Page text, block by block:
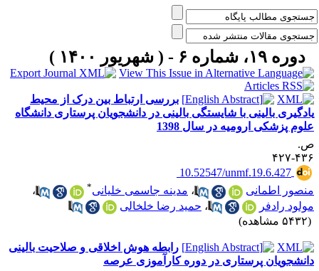
دوره ۱۹، شماره ۶ - ( شهریور ۱۴۰۰ )
بررسی ارتباط بین درک از محیط
بالینی با شایستگی بالینی در دانشجویان پرستاری دانشگاه
پزشکی ارومیه در سال 1398
۴۲۷
‎ 10.52547/unmf.19.6.427
اطمانی
،مدینه جاسمی خلیانی
،
رادفر
،حمید رضا خلخالی
رابطه هوش اخلاقی و صلاحیت بالینی
پرستاری در دوره کارآموزی عرصه